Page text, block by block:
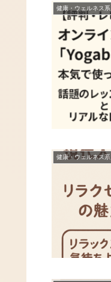
健康・ウェルネス系
健康・ウェルネス系